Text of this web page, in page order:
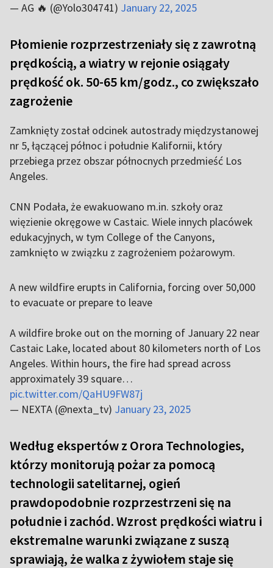
— AG 🔥 (@Yolo304741) January 22, 2025
Płomienie rozprzestrzeniały się z zawrotną
prędkością, a wiatry w rejonie osiągały
prędkość ok. 50-65 km/godz., co zwiększało
zagrożenie
Zamknięty został odcinek autostrady międzystanowej
nr 5, łączącej północ i południe Kalifornii, który
przebiega przez obszar północnych przedmieść Los
Angeles.
CNN Podała, że ewakuowano m.in. szkoły oraz
więzienie okręgowe w Castaic. Wiele innych placówek
edukacyjnych, w tym College of the Canyons,
zamknięto w związku z zagrożeniem pożarowym.
A new wildfire erupts in California, forcing over 50,000
to evacuate or prepare to leave
A wildfire broke out on the morning of January 22 near
Castaic Lake, located about 80 kilometers north of Los
Angeles. Within hours, the fire had spread across
approximately 39 square…
pic.twitter.com/QaHU9FW87j
— NEXTA (@nexta_tv) January 23, 2025
Według ekspertów z Orora Technologies,
którzy monitorują pożar za pomocą
technologii satelitarnej, ogień
prawdopodobnie rozprzestrzeni się na
południe i zachód. Wzrost prędkości wiatru i
ekstremalne warunki związane z suszą
sprawiają, że walka z żywiołem staje się